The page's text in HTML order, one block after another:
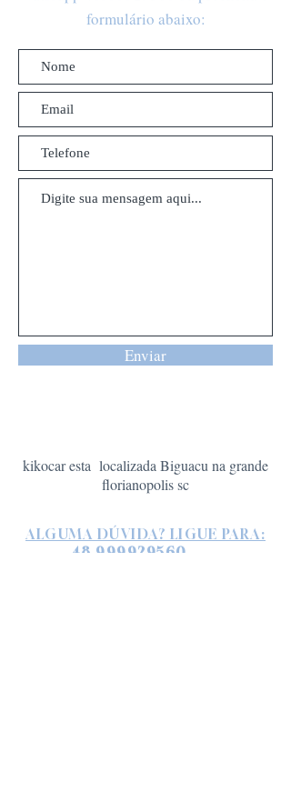
formulário abaixo:
Enviar
kikocar esta localizada Biguacu na grande
florianopolis sc
ALGUMA DÚVIDA? LIGUE PARA:
48 999929560